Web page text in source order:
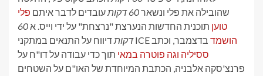
שהובילה את פלי ונשאר60 דקות עובדים לדבר איתם פלי
טוען תוכנית החדשות הנערצת "נרצחת" על ידי וייס. א60
דקותדיווח על התנאים במתקני ICE הושמד בדצמבר, וכתב
ססיליה וגה פוטרה במאי תוך כדי עבודה על דו"ח על
פרנצ'סקה אלבניה, הכתבת המיוחדת של האו"ם על השטחים